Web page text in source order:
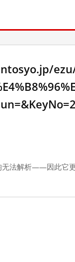
无法解析——因此它